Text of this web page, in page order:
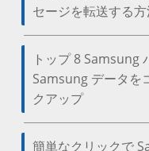
セージを転送する
トップ 8 Samsung
Samsung データを
クアップ
簡単なクリックで